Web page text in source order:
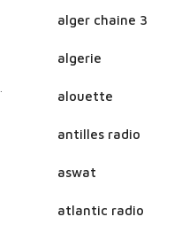
alger chaine 3
algerie
alouette
antilles radio
aswat
atlantic radio